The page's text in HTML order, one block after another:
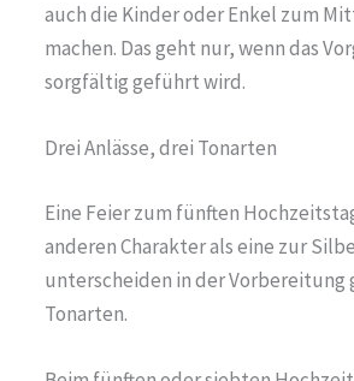
auch die Kinder oder Enkel zum
machen. Das geht nur, wenn das
sorgfältig geführt wird.
Drei Anlässe, drei Tonarten
Eine Feier zum fünften
anderen Charakter als eine zur
unterscheiden in der Vorbereitung
Tonarten.